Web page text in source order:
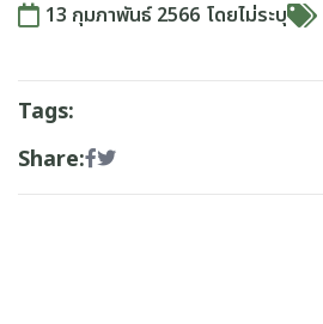
13 กุมภาพันธ์ 2566 โดยไม่ระบุ
Tags:
Share: